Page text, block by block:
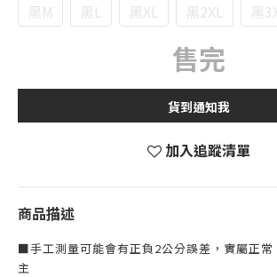
黑M 黑L 黑XL 黑2XL 黑
售完
貨到通知我
加入追蹤清單
商品描述
■手工測量可能會有正負2公分誤差，實屬正常
主